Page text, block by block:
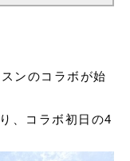
ンのコラボが始
、コラボ初日の4